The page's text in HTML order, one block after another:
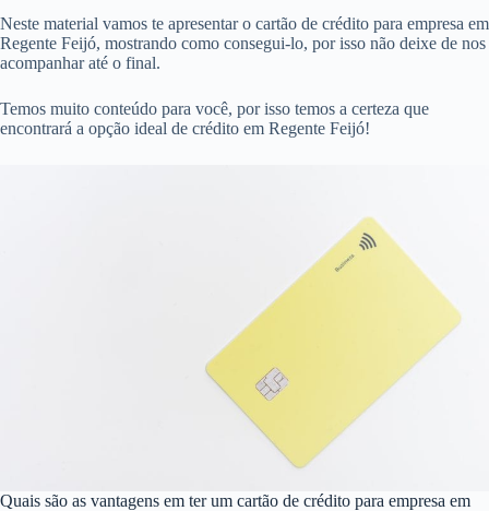
Neste material vamos te apresentar o cartão de crédito para empresa em
Regente Feijó, mostrando como consegui-lo, por isso não deixe de nos
acompanhar até o final.
Temos muito conteúdo para você, por isso temos a certeza que
encontrará a opção ideal de crédito em Regente Feijó!
Quais são as vantagens em ter um cartão de crédito para empresa em